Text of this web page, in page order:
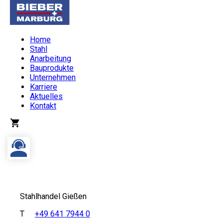
Home
Stahl
Anarbeitung
Bauprodukte
Unternehmen
Karriere
Aktuelles
Kontakt
Stahlhandel Gießen
T
+49 641 7944 0